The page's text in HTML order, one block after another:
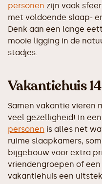
personen zijn vaak
met voldoende slaap-
Denk aan een lange
mooie ligging in de
stadjes.
Vakantiehuis
Samen vakantie vieren
veel gezelligheid! In een
personen is alles net
ruime slaapkamers,
bijgebouw voor extra
vriendengroepen of
vakantiehuis een